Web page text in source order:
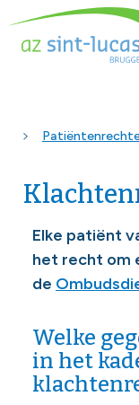
Elke patiënt
het recht om
de
Welke
in het